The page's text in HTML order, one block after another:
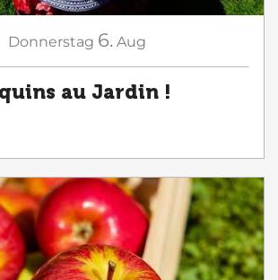
Donnerstag 6. Aug
au Jardin !